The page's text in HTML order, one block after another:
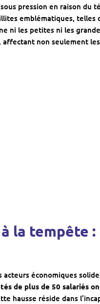
pression en raison du
emblématiques, telles
ni les petites ni les
, affectant non seulement
la tempête
économiques
de plus de 50 salariés
hausse réside dans